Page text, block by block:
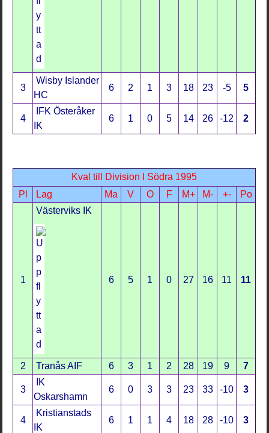
3
Wisby Islander
HC
6 2 1 3 18 23 -5 5
4
IFK Österåker
IK
6 1 0 5 14 26 -12 2
Kval till Division I Södra 1995
Pl
Lag Ma V O F M+ M- +- Po
1
Västerviks IK
6 5 1 0 27 16 11 11
2 Tranås AIF 6 3 1 2 28 19 9 7
3
IK
Oskarshamn
6 0 3 3 23 33 -10 3
4
Kristianstads
IK
6 1 1 4 18 28 -10 3